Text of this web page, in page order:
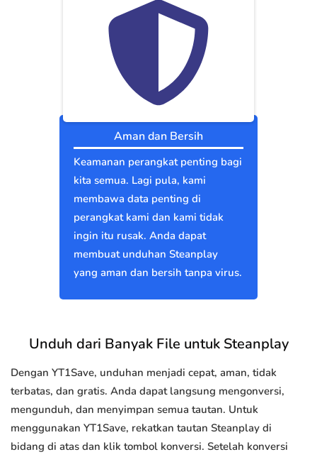
Aman dan Bersih
Keamanan perangkat penting bagi
kita semua. Lagi pula, kami
membawa data penting di
perangkat kami dan kami tidak
ingin itu rusak. Anda dapat
membuat unduhan Steanplay
yang aman dan bersih tanpa virus.
Unduh dari Banyak File untuk Steanplay
Dengan YT1Save, unduhan menjadi cepat, aman, tidak
terbatas, dan gratis. Anda dapat langsung mengonversi,
mengunduh, dan menyimpan semua tautan. Untuk
menggunakan YT1Save, rekatkan tautan Steanplay di
bidang di atas dan klik tombol konversi. Setelah konversi